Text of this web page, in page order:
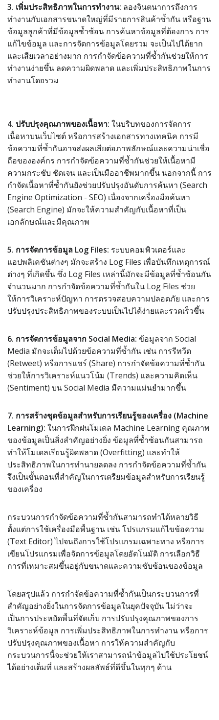
3. เพิ่มประสิทธิภาพในการทำงาน: ลองจินตนาการถึงการ
ทำงานกับเอกสารขนาดใหญ่ที่มีรายการสินค้าซ้ำกัน หรือฐาน
ข้อมูลลูกค้าที่มีข้อมูลซ้ำซ้อน การค้นหาข้อมูลที่ต้องการ การ
แก้ไขข้อมูล และการจัดการข้อมูลโดยรวม จะเป็นไปได้ยาก
และเสียเวลาอย่างมาก การกำจัดข้อความที่ซ้ำกันช่วยให้การ
ทำงานง่ายขึ้น ลดความผิดพลาด และเพิ่มประสิทธิภาพในการ
ทำงานโดยรวม
4. ปรับปรุงคุณภาพของเนื้อหา: ในบริบทของการจัดการ
เนื้อหาบนเว็บไซต์ หรือการสร้างเอกสารทางเทคนิค การมี
ข้อความที่ซ้ำกันอาจส่งผลเสียต่อภาพลักษณ์และความน่าเชื่อ
ถือขององค์กร การกำจัดข้อความที่ซ้ำกันช่วยให้เนื้อหามี
ความกระชับ ชัดเจน และเป็นมืออาชีพมากขึ้น นอกจากนี้ การ
กำจัดเนื้อหาที่ซ้ำกันยังช่วยปรับปรุงอันดับการค้นหา (Search
Engine Optimization - SEO) เนื่องจากเครื่องมือค้นหา
(Search Engine) มักจะให้ความสำคัญกับเนื้อหาที่เป็น
เอกลักษณ์และมีคุณภาพ
5. การจัดการข้อมูล Log Files: ระบบคอมพิวเตอร์และ
แอปพลิเคชันต่างๆ มักจะสร้าง Log Files เพื่อบันทึกเหตุการณ์
ต่างๆ ที่เกิดขึ้น ซึ่ง Log Files เหล่านี้มักจะมีข้อมูลที่ซ้ำซ้อนกัน
จำนวนมาก การกำจัดข้อความที่ซ้ำกันใน Log Files ช่วย
ให้การวิเคราะห์ปัญหา การตรวจสอบความปลอดภัย และการ
ปรับปรุงประสิทธิภาพของระบบเป็นไปได้ง่ายและรวดเร็วขึ้น
6. การจัดการข้อมูลจาก Social Media: ข้อมูลจาก Social
Media มักจะเต็มไปด้วยข้อความที่ซ้ำกัน เช่น การรีทวีต
(Retweet) หรือการแชร์ (Share) การกำจัดข้อความที่ซ้ำกัน
ช่วยให้การวิเคราะห์แนวโน้ม (Trends) และความคิดเห็น
(Sentiment) บน Social Media มีความแม่นยำมากขึ้น
7. การสร้างชุดข้อมูลสำหรับการเรียนรู้ของเครื่อง (Machine
Learning): ในการฝึกฝนโมเดล Machine Learning คุณภาพ
ของข้อมูลเป็นสิ่งสำคัญอย่างยิ่ง ข้อมูลที่ซ้ำซ้อนกันสามารถ
ทำให้โมเดลเรียนรู้ผิดพลาด (Overfitting) และทำให้
ประสิทธิภาพในการทำนายลดลง การกำจัดข้อความที่ซ้ำกัน
จึงเป็นขั้นตอนที่สำคัญในการเตรียมข้อมูลสำหรับการเรียนรู้
ของเครื่อง
กระบวนการกำจัดข้อความที่ซ้ำกันสามารถทำได้หลายวิธี
ตั้งแต่การใช้เครื่องมือพื้นฐาน เช่น โปรแกรมแก้ไขข้อความ
(Text Editor) ไปจนถึงการใช้โปรแกรมเฉพาะทาง หรือการ
เขียนโปรแกรมเพื่อจัดการข้อมูลโดยอัตโนมัติ การเลือกวิธี
การที่เหมาะสมขึ้นอยู่กับขนาดและความซับซ้อนของข้อมูล
โดยสรุปแล้ว การกำจัดข้อความที่ซ้ำกันเป็นกระบวนการที่
สำคัญอย่างยิ่งในการจัดการข้อมูลในยุคปัจจุบัน ไม่ว่าจะ
เป็นการประหยัดพื้นที่จัดเก็บ การปรับปรุงคุณภาพของการ
วิเคราะห์ข้อมูล การเพิ่มประสิทธิภาพในการทำงาน หรือการ
ปรับปรุงคุณภาพของเนื้อหา การให้ความสำคัญกับ
กระบวนการนี้จะช่วยให้เราสามารถนำข้อมูลไปใช้ประโยชน์
ได้อย่างเต็มที่ และสร้างผลลัพธ์ที่ดีขึ้นในทุกๆ ด้าน